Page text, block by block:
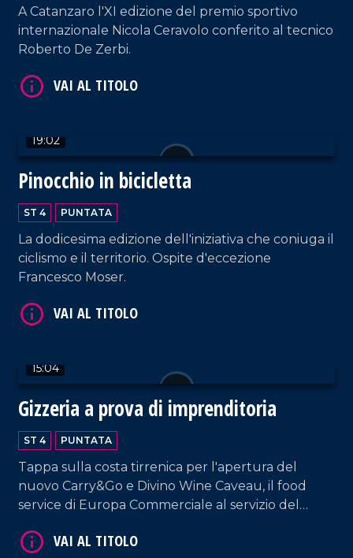
A Catanzaro l'XI edizione del premio sportivo
internazionale Nicola Ceravolo conferito al tecnico
Roberto De Zerbi.
19:02
Pinocchio in bicicletta
ST 4 PUNTATA
La dodicesima edizione dell'iniziativa che coniuga il
ciclismo e il territorio. Ospite d'eccezione
Francesco Moser.
15:04
Gizzeria a prova di imprenditoria
ST 4 PUNTATA
Tappa sulla costa tirrenica per l'apertura del
nuovo Carry&Go e Divino Wine Caveau, il food
service di Europa Commerciale al servizio del
VAI AL TITOLO
VAI AL TITOLO
VAI AL TITOLO